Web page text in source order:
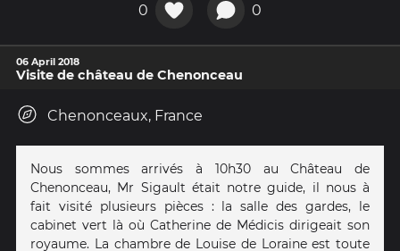
0 0
06 April 2018
Visite de château de Chenonceau
Chenonceaux, France
Nous sommes arrivés à 10h30 au Château de
Chenonceau, Mr Sigault était notre guide, il nous à
fait visité plusieurs pièces : la salle des gardes, le
cabinet vert là où Catherine de Médicis dirigeait son
royaume. La chambre de Louise de Loraine est toute